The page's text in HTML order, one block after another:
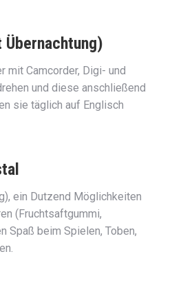
mit Camcorder, Digi- und
und diese anschließend
sie täglich auf Englisch
ein Dutzend Möglichkeiten
(Fruchtsaftgummi,
Spaß beim Spielen, Toben,